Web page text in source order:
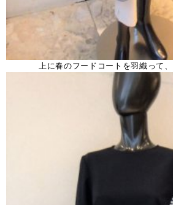
上に春のフードコートを羽織って